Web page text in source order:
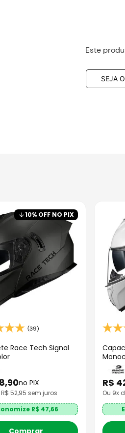
Este
SEJA
10% OFF NO PIX
(39)
Race Tech Signal
,90no PIX
R$52,95 sem juros
R$ 47,66
R$
Ou 9x